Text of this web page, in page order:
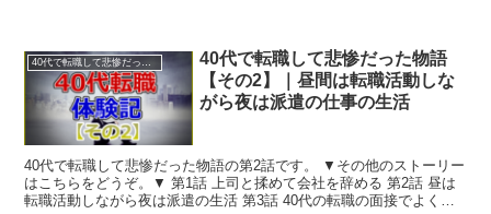
40代で転職して悲惨だった物語
【その2】｜昼間は転職活動しな
がら夜は派遣の仕事の生活
40代で転職して悲惨だった物語の第2話です。 ▼その他のストーリー
はこちらをどうぞ。▼ 第1話 上司と揉めて会社を辞める 第2話 昼は
転職活動しながら夜は派遣の生活 第3話 40代の転職の面接でよくあ